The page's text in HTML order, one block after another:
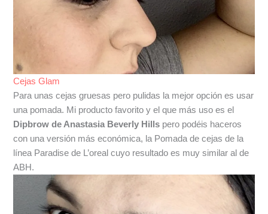
Cejas Glam
Para unas cejas gruesas pero pulidas la mejor opción es usar
una pomada. Mi producto favorito y el que más uso es el
Dipbrow de Anastasia Beverly Hills pero podéis haceros
con una versión más económica, la Pomada de cejas de la
línea Paradise de L’oreal cuyo resultado es muy similar al de
ABH.